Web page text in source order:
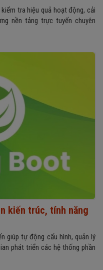
tra hiệu quả hoạt động, cải
nền tảng trực tuyến chuyên
kiến trúc, tính năng
giúp tự động cấu hình, quản lý
phát triển các hệ thống phần